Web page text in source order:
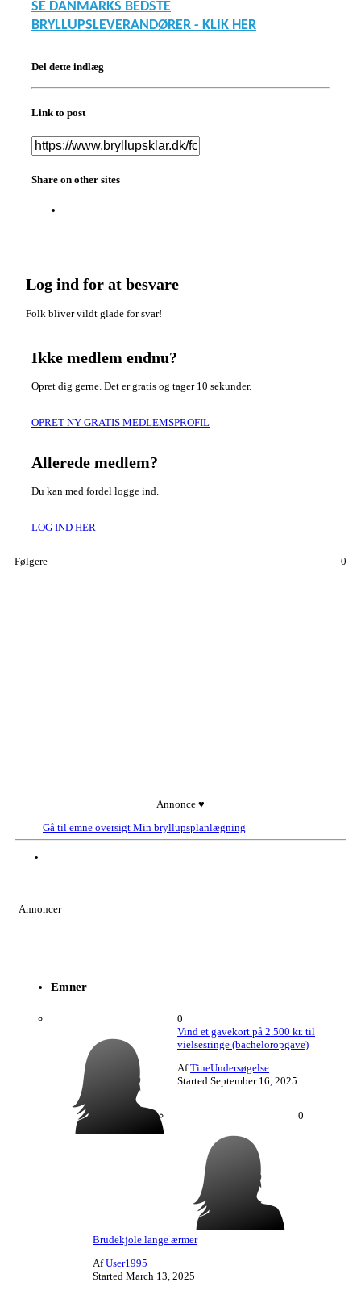
SE DANMARKS BEDSTE
BRYLLUPSLEVERANDØRER - KLIK HER
Del dette indlæg
Link to post
Share on other sites
Log ind for at besvare
Folk bliver vildt glade for svar!
Ikke medlem endnu?
Opret dig gerne. Det er gratis og tager 10 sekunder.
OPRET NY GRATIS MEDLEMSPROFIL
Allerede medlem?
Du kan med fordel logge ind.
LOG IND HER
Følgere 0
Annonce ♥
Gå til emne oversigt Min bryllupsplanlægning
Annoncer
Emner
0
Vind et gavekort på 2.500 kr. til
vielsesringe (bacheloropgave)
AfTineUndersøgelse
Started September 16, 2025
0
Brudekjole lange ærmer
AfUser1995
Started March 13, 2025